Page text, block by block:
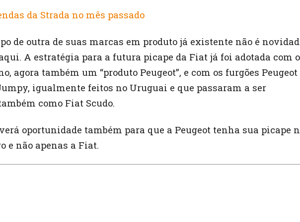
da Strada no mês passado
de outra de suas marcas em produto já existente não é
A estratégia para a futura picape da Fiat já foi adotada com o
agora também um “produto Peugeot”, e com os furgões Peugeot
igualmente feitos no Uruguai e que passaram a ser
como Fiat Scudo.
oportunidade também para que a Peugeot tenha sua picape
e não apenas a Fiat.